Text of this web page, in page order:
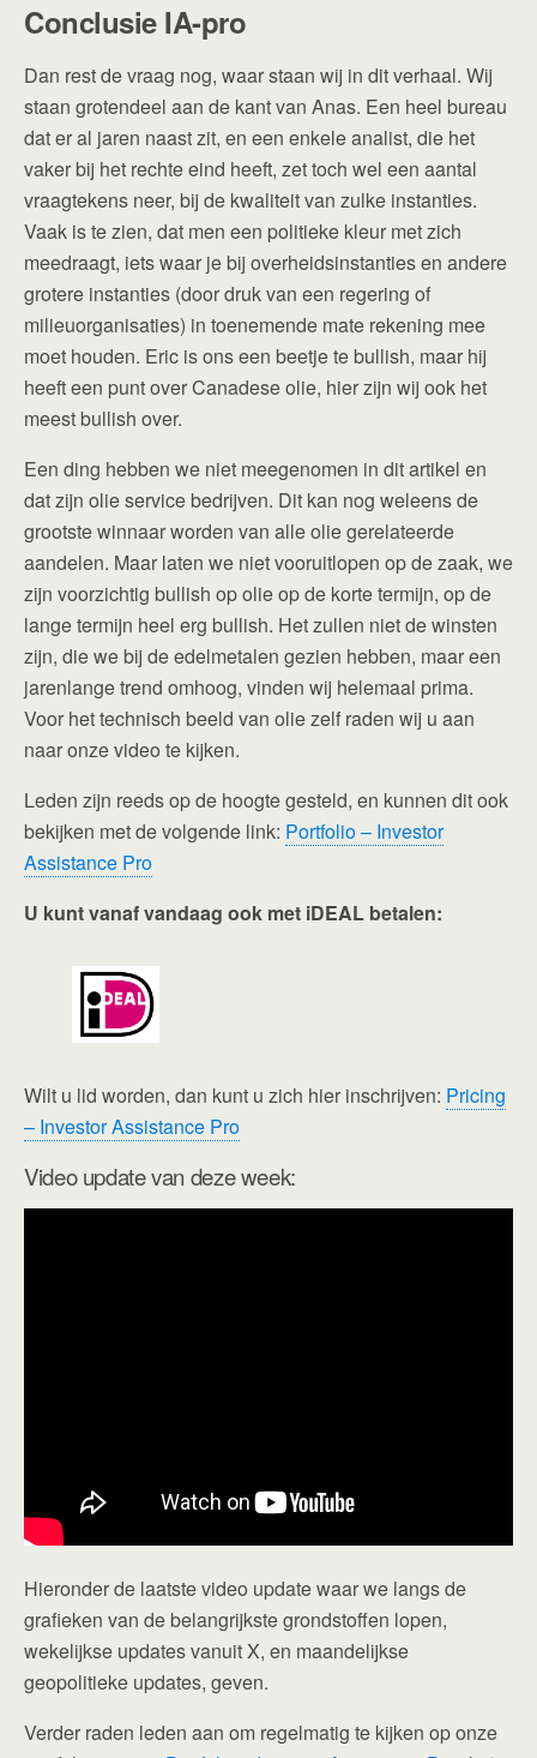
Conclusie IA-pro
Dan rest de vraag nog, waar staan wij in dit verhaal. Wij
staan grotendeel aan de kant van Anas. Een heel bureau
dat er al jaren naast zit, en een enkele analist, die het
vaker bij het rechte eind heeft, zet toch wel een aantal
vraagtekens neer, bij de kwaliteit van zulke instanties.
Vaak is te zien, dat men een politieke kleur met zich
meedraagt, iets waar je bij overheidsinstanties en andere
grotere instanties (door druk van een regering of
milieuorganisaties) in toenemende mate rekening mee
moet houden. Eric is ons een beetje te bullish, maar hij
heeft een punt over Canadese olie, hier zijn wij ook het
meest bullish over.
Een ding hebben we niet meegenomen in dit artikel en
dat zijn olie service bedrijven. Dit kan nog weleens de
grootste winnaar worden van alle olie gerelateerde
aandelen. Maar laten we niet vooruitlopen op de zaak, we
zijn voorzichtig bullish op olie op de korte termijn, op de
lange termijn heel erg bullish. Het zullen niet de winsten
zijn, die we bij de edelmetalen gezien hebben, maar een
jarenlange trend omhoog, vinden wij helemaal prima.
Voor het technisch beeld van olie zelf raden wij u aan
naar onze video te kijken.
Leden zijn reeds op de hoogte gesteld, en kunnen dit ook
bekijken met de volgende link: Portfolio – Investor
Assistance Pro
U kunt vanaf vandaag ook met iDEAL betalen:
Wilt u lid worden, dan kunt u zich hier inschrijven: Pricing
– Investor Assistance Pro
Video update van deze week:
Hieronder de laatste video update waar we langs de
grafieken van de belangrijkste grondstoffen lopen,
wekelijkse updates vanuit X, en maandelijkse
geopolitieke updates, geven.
Verder raden leden aan om regelmatig te kijken op onze